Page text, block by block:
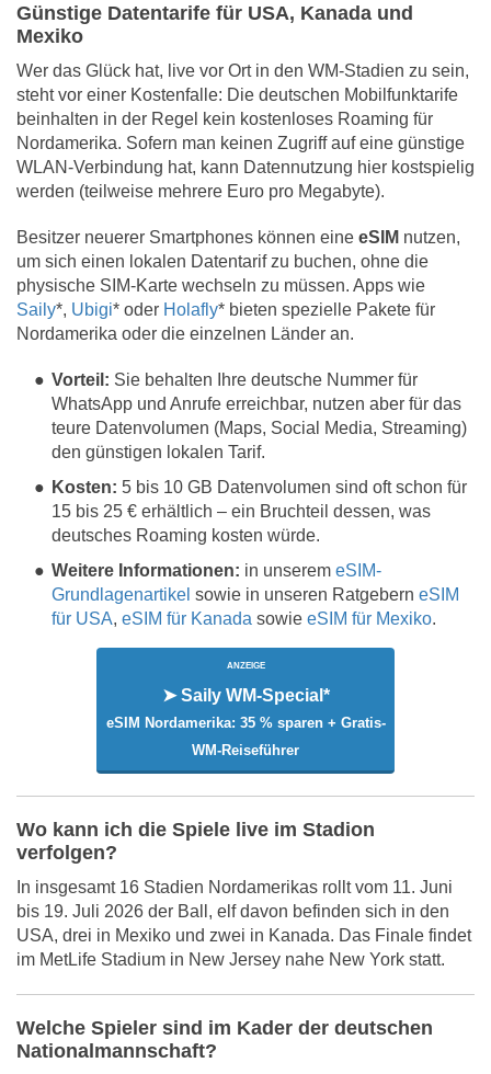
Günstige Datentarife für USA, Kanada und
Mexiko
Wer das Glück hat, live vor Ort in den WM-Stadien zu sein,
steht vor einer Kostenfalle: Die deutschen Mobilfunktarife
beinhalten in der Regel kein kostenloses Roaming für
Nordamerika. Sofern man keinen Zugriff auf eine günstige
WLAN-Verbindung hat, kann Datennutzung hier kostspielig
werden (teilweise mehrere Euro pro Megabyte).
Besitzer neuerer Smartphones können eine eSIM nutzen,
um sich einen lokalen Datentarif zu buchen, ohne die
physische SIM-Karte wechseln zu müssen. Apps wie
Saily*, Ubigi* oder Holafly* bieten spezielle Pakete für
Nordamerika oder die einzelnen Länder an.
Vorteil: Sie behalten Ihre deutsche Nummer für
WhatsApp und Anrufe erreichbar, nutzen aber für das
teure Datenvolumen (Maps, Social Media, Streaming)
den günstigen lokalen Tarif.
Kosten: 5 bis 10 GB Datenvolumen sind oft schon für
15 bis 25 € erhältlich – ein Bruchteil dessen, was
deutsches Roaming kosten würde.
Weitere Informationen: in unseremeSIM-
Grundlagenartikel sowie in unseren Ratgebern eSIM
für USA, eSIM für Kanada sowie eSIM für Mexiko.
ANZEIGE
➤ Saily WM-Special*
eSIM Nordamerika: 35 % sparen + Gratis-
WM-Reiseführer
Wo kann ich die Spiele live im Stadion
verfolgen?
In insgesamt 16 Stadien Nordamerikas rollt vom 11. Juni
bis 19. Juli 2026 der Ball, elf davon befinden sich in den
USA, drei in Mexiko und zwei in Kanada. Das Finale findet
im MetLife Stadium in New Jersey nahe New York statt.
Welche Spieler sind im Kader der deutschen
Nationalmannschaft?